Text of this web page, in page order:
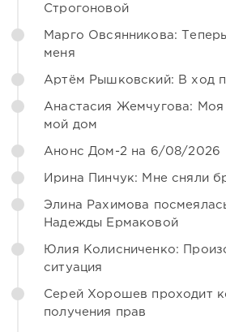
Строгоновой
Марго Овсянникова:
меня
Артём Рышковский: В ход
Анастасия Жемчугова:
мой дом
Анонс Дом-2 на 6/08/2026
Ирина Пинчук: Мне сняли
Элина Рахимова
Надежды Ермаковой
Юлия Колисниченко:
ситуация
Серей Хорошев проходит
получения прав